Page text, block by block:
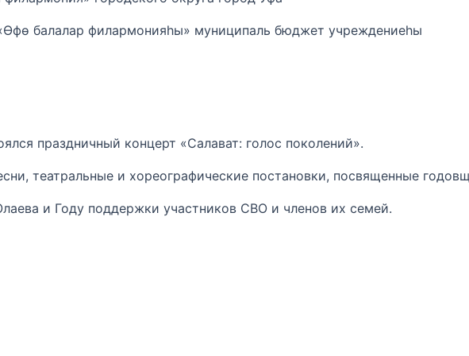
балалар филармонияһы» муниципаль бюджет учреждениеһы
праздничный концерт «Салават: голос поколений».
театральные и хореографические постановки, посвященные
и Году поддержки участников СВО и членов их семей.